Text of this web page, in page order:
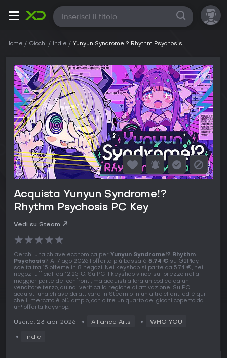
Tutte
Home Giochi Indie Yunyun Syndrome!? Rhythm Psychosis
Acquista Yunyun Syndrome!?
Rhythm Psychosis PC Key
Vedi su Steam
★★★★★
Cerchi una chiave economica per Yunyun Syndrome!? Rhythm
Psychosis? Al 7 ago 2026 l'offerta più bassa è 5,74 € su G2Play,
scelta tra 15 offerte in 8 negozi. Nei keyshop si parte da 5,74 €, nei
negozi ufficiali da 12,25 €. Su PC il keyshop vince sul prezzo nella
maggior parte dei confronti, ma acquisti allora un codice da un
venditore terzo, quindi verifica la regione di attivazione. Su PC
acquisti una chiave da attivare in Steam o in un altro client, ed è qui
che il mercato è più ampio, con oltre un quarto dei giochi coperto da
un''offerta keyshop.
Uscita: 23 apr 2026 Alliance Arts WHO YOU
Indie